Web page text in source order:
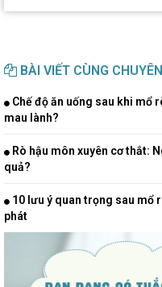
BÀI VIẾT CÙNG
Chế độ ăn uống sau khi mổ
mau lành?
Rò hậu môn xuyên cơ thắt:
quả?
10 lưu ý quan trọng sau mổ
phát